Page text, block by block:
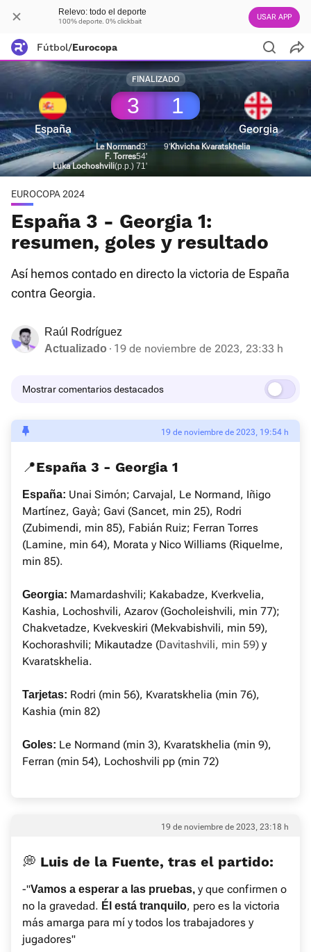
Relevo: todo el deporte
100% deporte. 0% clickbait USAR APP
Fútbol/Eurocopa
FINALIZADO
España
3 1
Georgia
Le Normand3'
F. Torres54'
Luka Lochoshvili(p.p.) 71'
9'Khvicha Kvaratskhelia
EUROCOPA 2024
España 3 - Georgia 1:
resumen, goles y resultado
Así hemos contado en directo la victoria de España
contra Georgia.
Raúl Rodríguez
Actualizado
19 de noviembre de 2023, 23:33 h
Mostrar comentarios destacados
19 de noviembre de 2023, 19:54 h
📍España 3 - Georgia 1
España: Unai Simón; Carvajal, Le Normand, Iñigo
Martínez, Gayà; Gavi (Sancet, min 25), Rodri
(Zubimendi, min 85), Fabián Ruiz; Ferran Torres
(Lamine, min 64), Morata y Nico Williams (Riquelme,
min 85).
Georgia: Mamardashvili; Kakabadze, Kverkvelia,
Kashia, Lochoshvili, Azarov (Gocholeishvili, min 77);
Chakvetadze, Kvekveskiri (Mekvabishvili, min 59),
Kochorashvili; Mikautadze (Davitashvili, min 59) y
Kvaratskhelia.
Tarjetas: Rodri (min 56), Kvaratskhelia (min 76),
Kashia (min 82)
Goles: Le Normand (min 3), Kvaratskhelia (min 9),
Ferran (min 54), Lochoshvili pp (min 72)
19 de noviembre de 2023, 23:18 h
💭 Luis de la Fuente, tras el partido:
-"Vamos a esperar a las pruebas, y que confirmen o
no la gravedad. Él está tranquilo, pero es la victoria
más amarga para mí y todos los trabajadores y
jugadores"